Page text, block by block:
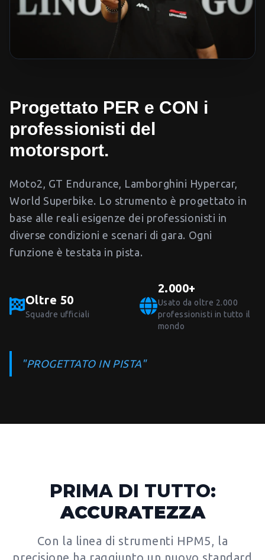
Progettato PER e CON i
professionisti del
motorsport.
Moto2, GT Endurance, Lamborghini Hypercar,
World Superbike. Lo strumento è progettato in
base alle reali esigenze dei professionisti in
diverse condizioni e scenari di gara. Ogni
funzione è testata in pista.
Oltre 50
Squadre ufficiali
2.000+
Usato da oltre 2.000
professionisti in tutto il
mondo
"PROGETTATO IN PISTA"
PRIMA DI TUTTO:
ACCURATEZZA
Con la linea di strumenti HPM5, la
precisione ha raggiunto un nuovo standard